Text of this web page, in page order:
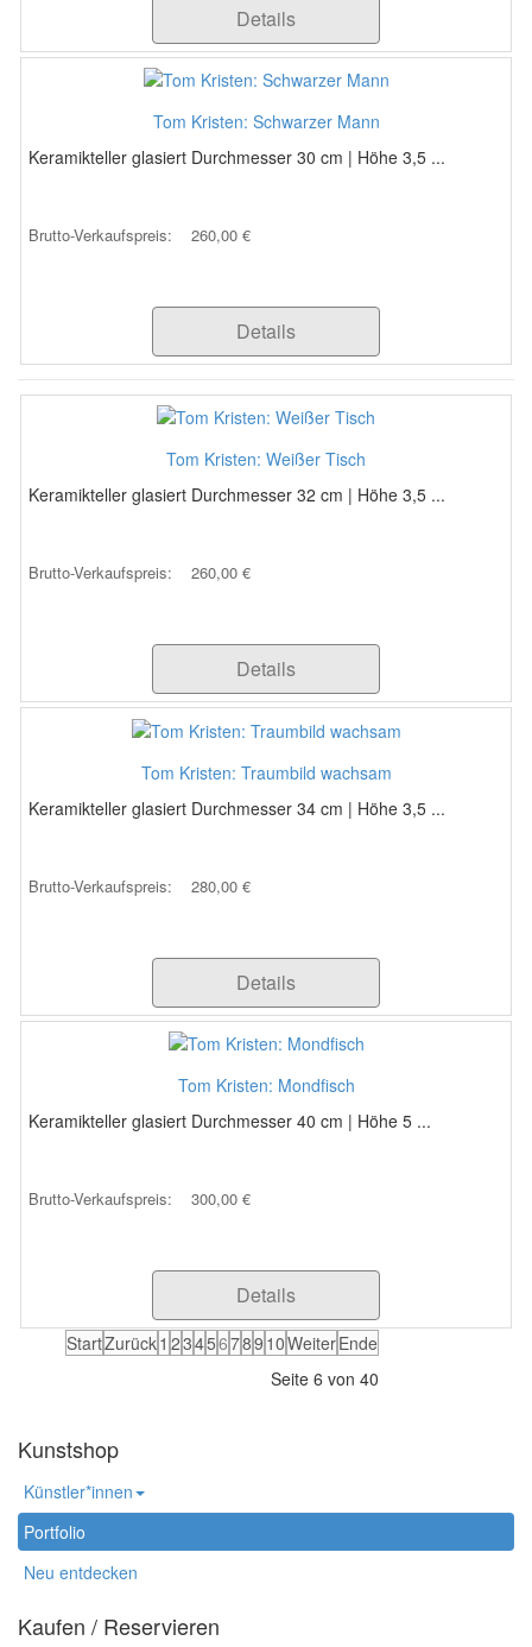
Details
Tom Kristen: Schwarzer Mann
Keramikteller glasiert Durchmesser 30 cm | Höhe 3,5 ...
Brutto-Verkaufspreis: 260,00 €
Details
Tom Kristen: Weißer Tisch
Keramikteller glasiert Durchmesser 32 cm | Höhe 3,5 ...
Brutto-Verkaufspreis: 260,00 €
Details
Tom Kristen: Traumbild wachsam
Keramikteller glasiert Durchmesser 34 cm | Höhe 3,5 ...
Brutto-Verkaufspreis: 280,00 €
Details
Tom Kristen: Mondfisch
Keramikteller glasiert Durchmesser 40 cm | Höhe 5 ...
Brutto-Verkaufspreis: 300,00 €
Details
StartZurück1 23456789 10WeiterEnde
Seite 6 von 40
Kunstshop
Künstler*innen
Portfolio
Neu entdecken
Kaufen / Reservieren